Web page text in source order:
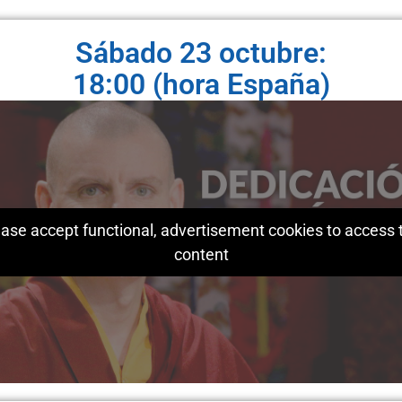
Sábado 23 octubre:
18:00 (hora España)
accept functional, advertisement cookies to access
content